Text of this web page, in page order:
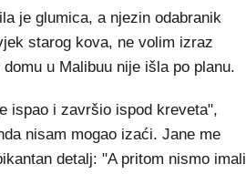
je glumica, a njezin odabranik
starog kova, ne volim izraz
u Malibuu nije išla po planu.
ispao i završio ispod kreveta",
nisam mogao izaći. Jane me
detalj: "A pritom nismo imali